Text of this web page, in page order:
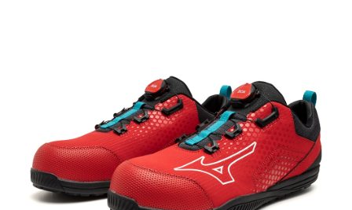
スイム
バレーボール